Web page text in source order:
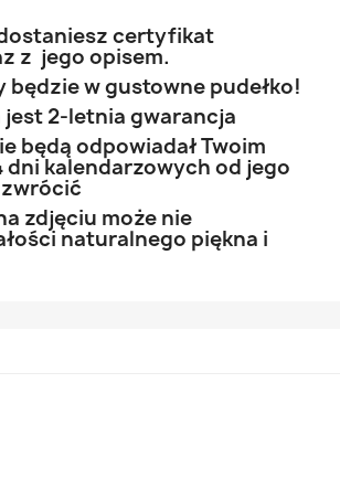
certyfikat
z jego opisem.
będzie w gustowne pudełko!
2-letnia gwarancja
będą odpowiadał Twoim
dni kalendarzowych od jego
zdjęciu może nie
naturalnego piękna i